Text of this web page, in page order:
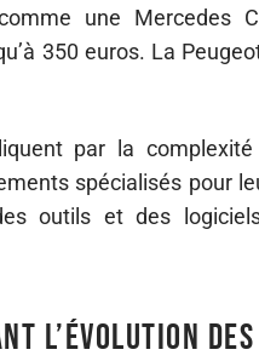
une Mercedes
350 euros. La
par la
spécialisés pour
outils et des
l’évolution